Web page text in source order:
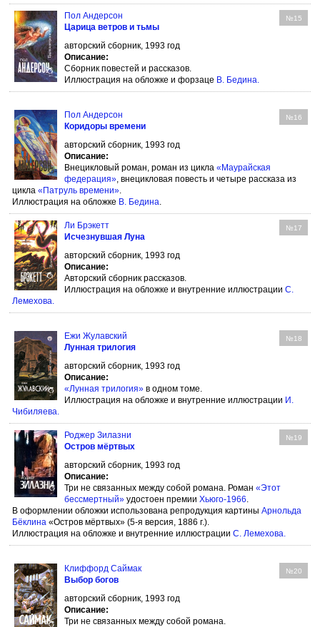
Пол Андерсон №15
Царица ветров и тьмы
авторский сборник, 1993 год
Описание:
Сборник повестей и рассказов.
Иллюстрация на обложке и форзаце В. Бедина.
Пол Андерсон №16
Коридоры времени
авторский сборник, 1993 год
Описание:
Внецикловый роман, роман из цикла «Маурайская
федерация», внецикловая повесть и четыре рассказа из
цикла «Патруль времени».
Иллюстрация на обложке В. Бедина.
Ли Брэкетт №17
Исчезнувшая Луна
авторский сборник, 1993 год
Описание:
Авторский сборник рассказов.
Иллюстрация на обложке и внутренние иллюстрации С.
Лемехова.
Ежи Жулавский №18
Лунная трилогия
авторский сборник, 1993 год
Описание:
«Лунная трилогия» в одном томе.
Иллюстрация на обложке и внутренние иллюстрации И.
Чибиляева.
Роджер Зилазни №19
Остров мёртвых
авторский сборник, 1993 год
Описание:
Три не связанных между собой романа. Роман «Этот
бессмертный» удостоен премии Хьюго-1966.
В оформлении обложки использована репродукция картины Арнольда
Бёклина «Остров мёртвых» (5-я версия, 1886 г.).
Иллюстрация на обложке и внутренние иллюстрации С. Лемехова.
Клиффорд Саймак №20
Выбор богов
авторский сборник, 1993 год
Описание:
Три не связанных между собой романа.